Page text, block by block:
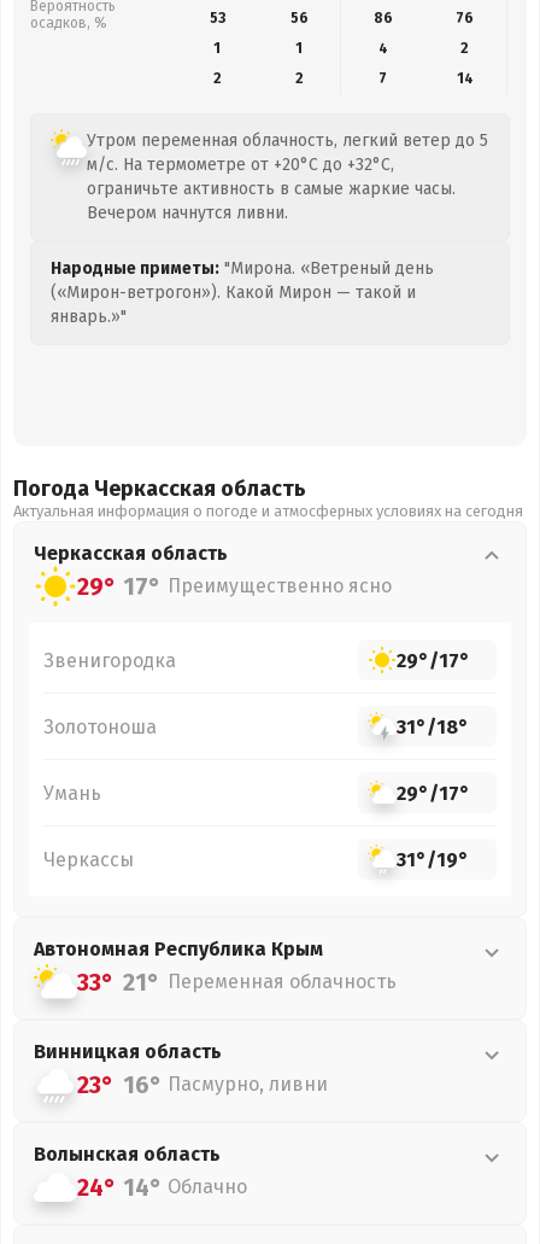
Вероятность
осадков, %
53
56 86 76
1
1 4
2
2
2 7 14
Утром переменная облачность, легкий ветер до 5
м/с. На термометре от +20°C до +32°C,
ограничьте активность в самые жаркие часы.
Вечером начнутся ливни.
Народные приметы: "Мирона. «Ветреный день
(«Мирон-ветрогон»). Какой Мирон — такой и
январь.»"
Погода Черкасская область
Актуальная информация о погоде и атмосферных условиях на сегодня
Черкасская область
29° 17° Преимущественно ясно
Звенигородка 29°/17°
Золотоноша 31°/18°
Умань 29°/17°
Черкассы 31°/19°
Автономная Республика Крым
33° 21° Переменная облачность
Винницкая область
23° 16° Пасмурно, ливни
Волынская область
24° 14° Облачно